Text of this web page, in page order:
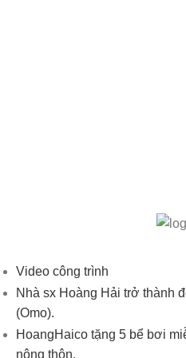
Video công trình
Nhà sx Hoàng Hải trở thành
(Omo).
HoangHaico tặng 5 bể bơi
nông thôn.